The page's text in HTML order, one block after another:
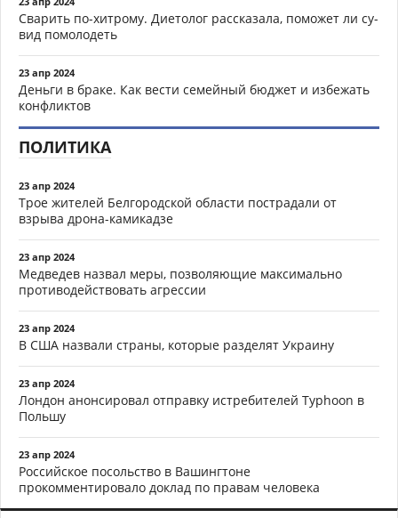
Сварить по-хитрому. Диетолог рассказала, поможет ли су-
вид помолодеть
23 апр 2024
Деньги в браке. Как вести семейный бюджет и избежать
конфликтов
ПОЛИТИКА
23 апр 2024
Трое жителей Белгородской области пострадали от
взрыва дрона-камикадзе
23 апр 2024
Медведев назвал меры, позволяющие максимально
противодействовать агрессии
23 апр 2024
В США назвали страны, которые разделят Украину
23 апр 2024
Лондон анонсировал отправку истребителей Typhoon в
Польшу
23 апр 2024
Российское посольство в Вашингтоне
прокомментировало доклад по правам человека